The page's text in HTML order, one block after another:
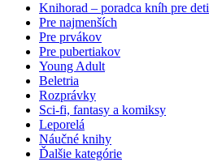
Knihorad – poradca kníh pre deti
Pre najmenších
Pre prvákov
Pre pubertiakov
Young Adult
Beletria
Rozprávky
Sci-fi, fantasy a komiksy
Leporelá
Náučné knihy
Ďalšie kategórie